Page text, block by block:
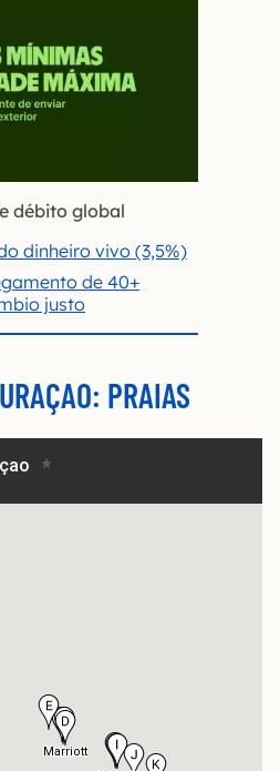
débito global
dinheiro vivo (3,5%)
de 40+
justo
PRAIAS